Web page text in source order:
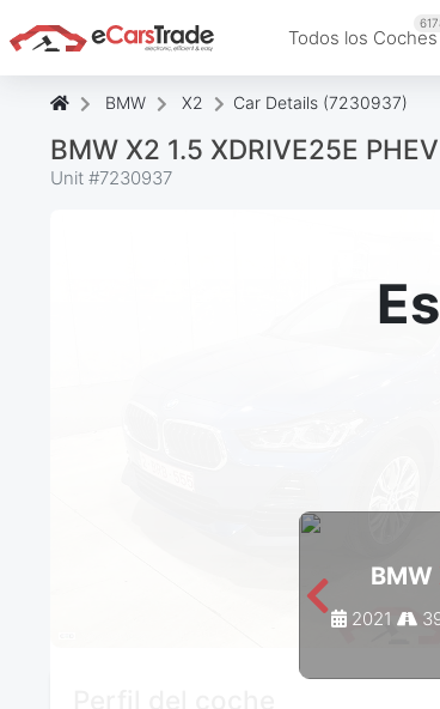
Todos los Coches
BMW X2 Car Details (7230937)
BMW X2 1.5 XDRIVE25E
Unit #7230937
BMW
2021